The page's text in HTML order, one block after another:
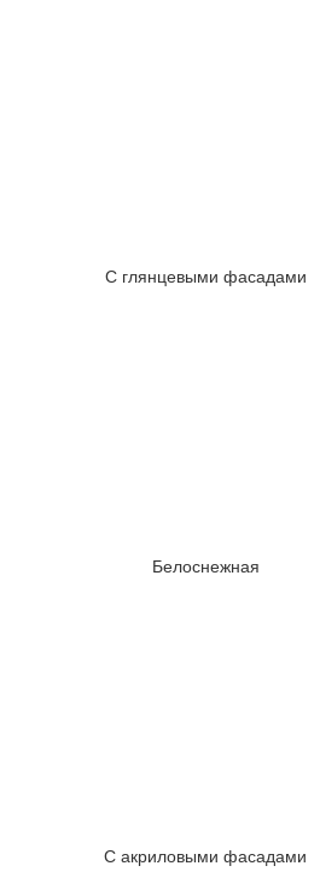
С глянцевыми фасадами
Белоснежная
С акриловыми фасадами